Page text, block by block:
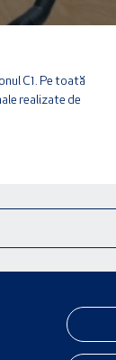
C1. Pe toată
realizate de